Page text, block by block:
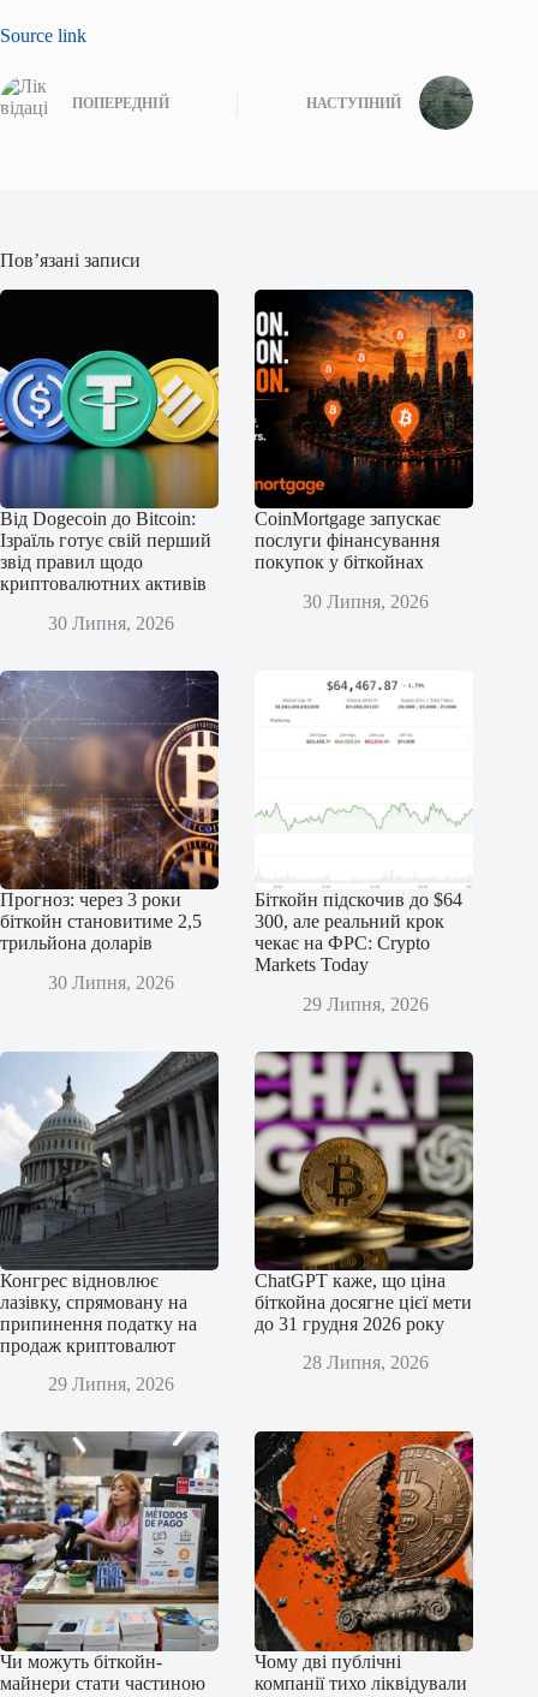
Source link
ПОПЕРЕДНІЙ НАСТУПНИЙ
Пов’язані записи
Від Dogecoin до Bitcoin:
Ізраїль готує свій перший
звід правил щодо
криптовалютних активів
30 Липня, 2026
CoinMortgage запускає
послуги фінансування
покупок у біткойнах
30 Липня, 2026
Прогноз: через 3 роки
біткойн становитиме 2,5
трильйона доларів
30 Липня, 2026
Біткойн підскочив до $64
300, але реальний крок
чекає на ФРС: Crypto
Markets Today
29 Липня, 2026
Конгрес відновлює
лазівку, спрямовану на
припинення податку на
продаж криптовалют
29 Липня, 2026
ChatGPT каже, що ціна
біткойна досягне цієї мети
до 31 грудня 2026 року
28 Липня, 2026
Чи можуть біткойн-
майнери стати частиною
Чому дві публічні
компанії тихо ліквідували